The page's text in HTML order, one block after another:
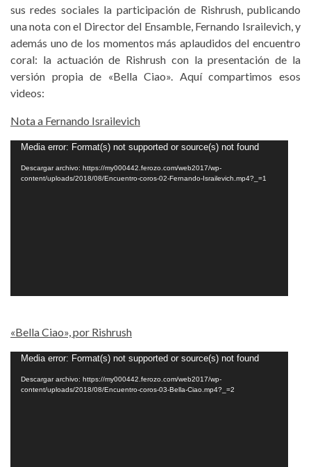
sus redes sociales la participación de Rishrush, publicando
una nota con el Director del Ensamble, Fernando Israilevich, y
además uno de los momentos más aplaudidos del encuentro
coral: la actuación de Rishrush con la presentación de la
versión propia de «Bella Ciao». Aquí compartimos esos
videos:
Nota a Fernando Israilevich
Reproductor
de
vídeo
Media error: Format(s) not supported or source(s) not found
Descargar archivo: https://my000442.ferozo.com/web2017/wp-
content/uploads/2018/08/Encuentro-coros-02-Fernando-Israilevich.mp4?_=1
«Bella Ciao», por Rishrush
Reproductor
de
vídeo
Media error: Format(s) not supported or source(s) not found
Descargar archivo: https://my000442.ferozo.com/web2017/wp-
content/uploads/2018/08/Encuentro-coros-03-Bella-Ciao.mp4?_=2